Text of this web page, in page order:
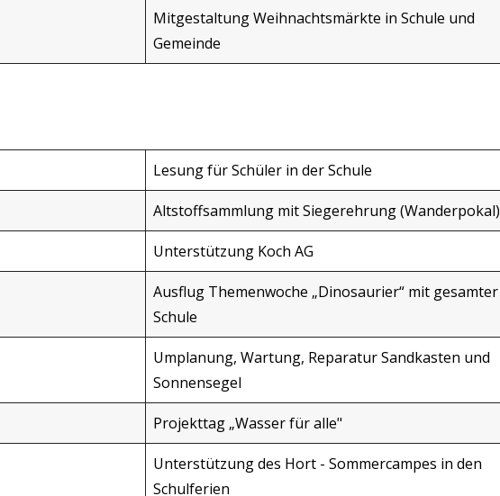
Mitgestaltung Weihnachtsmärkte in Schule und
Gemeinde
Lesung für Schüler in der Schule
Altstoffsammlung mit Siegerehrung (Wanderpokal)
Unterstützung Koch AG
Ausflug Themenwoche „Dinosaurier“ mit gesamter
Schule
Umplanung, Wartung, Reparatur Sandkasten und
Sonnensegel
Projekttag „Wasser für alle"
Unterstützung des Hort - Sommercampes in den
Schulferien